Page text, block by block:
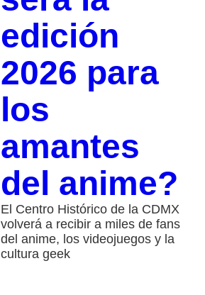
edición
2026 para
los
amantes
del anime?
El Centro Histórico de la CDMX
volverá a recibir a miles de fans
del anime, los videojuegos y la
cultura geek